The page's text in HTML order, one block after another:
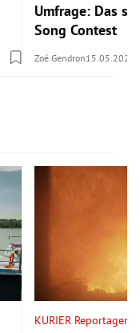
Umfrage: Das
Song Contest
Zoé Gendron15.05.2026
KURIER Reportagen